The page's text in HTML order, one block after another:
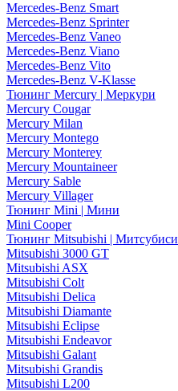
Mercedes-Benz Smart
Mercedes-Benz Sprinter
Mercedes-Benz Vaneo
Mercedes-Benz Viano
Mercedes-Benz Vito
Mercedes-Benz V-Klasse
Тюнинг Mercury | Меркури
Mercury Cougar
Mercury Milan
Mercury Montego
Mercury Monterey
Mercury Mountaineer
Mercury Sable
Mercury Villager
Тюнинг Mini | Мини
Mini Cooper
Тюнинг Mitsubishi | Митсубиси
Mitsubishi 3000 GT
Mitsubishi ASX
Mitsubishi Colt
Mitsubishi Delica
Mitsubishi Diamante
Mitsubishi Eclipse
Mitsubishi Endeavor
Mitsubishi Galant
Mitsubishi Grandis
Mitsubishi L200